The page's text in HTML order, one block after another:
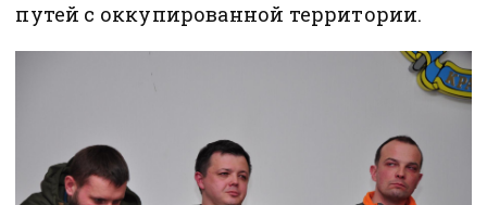
путей с оккупированной территории.